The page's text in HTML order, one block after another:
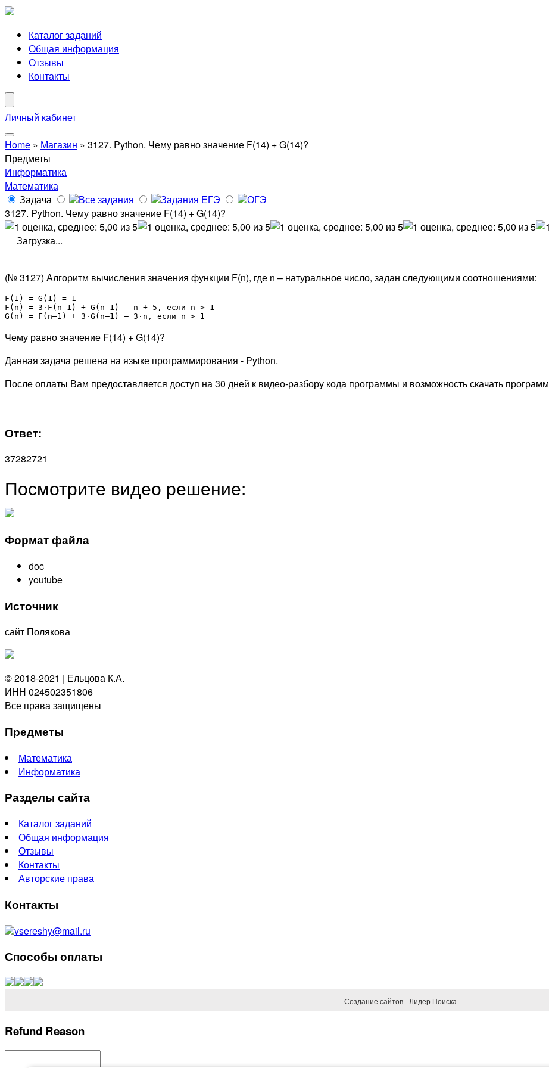
Каталог заданий
Общая информация
Отзывы
Контакты
Личный кабинет
Home » Магазин » 3127. Python. Чему равно значение F(14) + G(14)?
Предметы
Информатика
Математика
Задача
Все задания Задания ЕГЭ
ОГЭ
3127. Python. Чему равно значение F(14) + G(14)?
Загрузка...
(№ 3127) Алгоритм вычисления значения функции F(n), где n – натуральное число, задан следующими соотношениями:
F(1) = G(1) = 1
F(n) = 3·F(n–1) + G(n–1) – n + 5, если n > 1
G(n) = F(n–1) + 3·G(n–1) – 3·n, если n > 1
Чему равно значение F(14) + G(14)?
Данная задача решена на языке программирования - Python.
После оплаты Вам предоставляется доступ на 30 дней к видео-разбору кода программы и возможность скачать
Ответ:
37282721
Посмотрите видео решение:
Формат файла
doc
youtube
Источник
сайт Полякова
© 2018-2021 | Ельцова К.А.
ИНН 024502351806
Все права защищены
Предметы
Математика
Информатика
Разделы сайта
Каталог заданий
Общая информация
Отзывы
Контакты
Авторские права
Контакты
vsereshy@mail.ru
Способы оплаты
Создание сайтов - Лидер Поиска
Refund Reason